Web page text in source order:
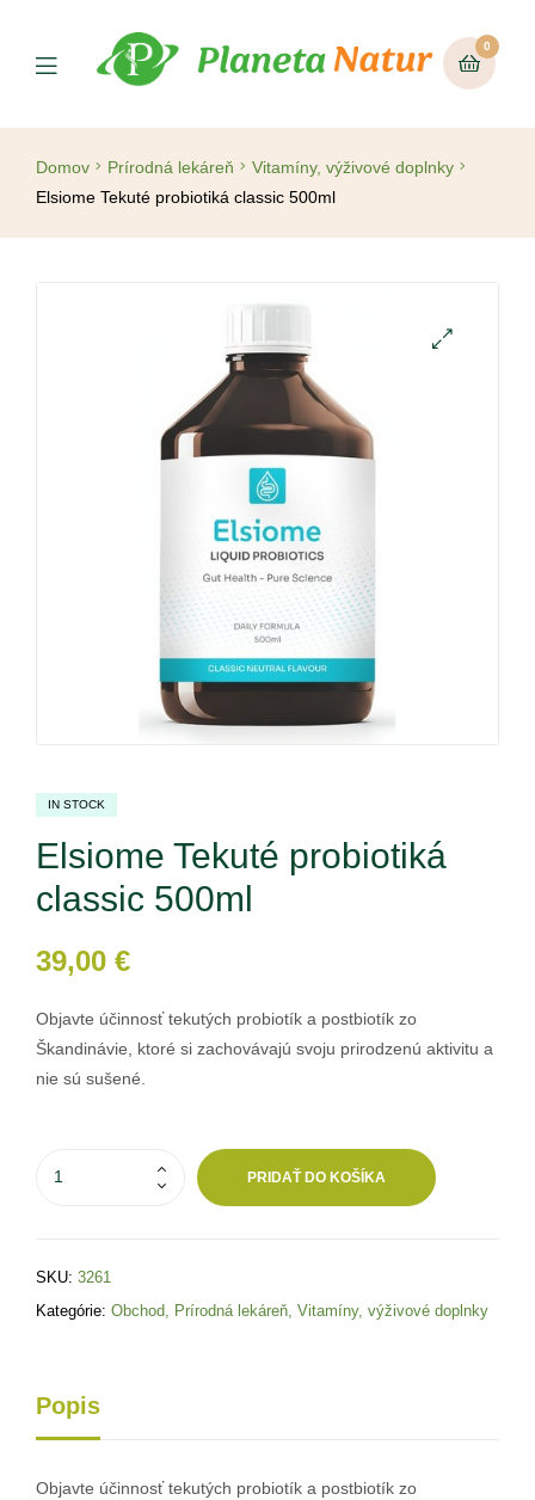
0
Domov Prírodná lekáreň
Vitamíny, výživové doplnky
Elsiome Tekuté probiotiká classic 500ml
IN STOCK
Elsiome Tekuté probiotiká
classic 500ml
39,00 €
Objavte účinnosť tekutých probiotík a postbiotík zo
Škandinávie, ktoré si zachovávajú svoju prirodzenú aktivitu a
nie sú sušené.
PRIDAŤ DO KOŠÍKA
SKU: 3261
Kategórie: Obchod Prírodná lekáreň Vitamíny, výživové doplnky
Popis
Objavte účinnosť tekutých probiotík a postbiotík zo